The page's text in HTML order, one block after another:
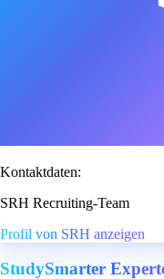
Kontaktdaten:
SRH Recruiting-Team
Profil von SRH anzeigen
StudySmarter